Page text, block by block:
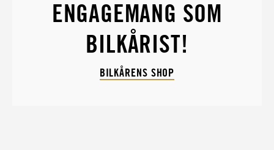
ENGAGEMANG SOM
BILKÅRIST!
BILKÅRENS SHOP